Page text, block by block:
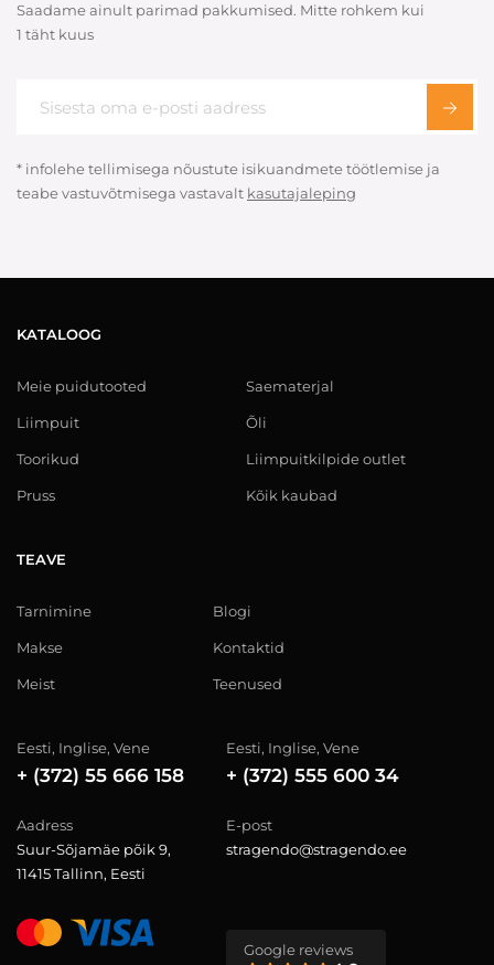
Saadame ainult parimad pakkumised. Mitte rohkem kui
1 täht kuus
* infolehe tellimisega nõustute isikuandmete töötlemise ja
teabe vastuvõtmisega vastavalt kasutajaleping
KATALOOG
Meie puidutooted
Liimpuit
Toorikud
Pruss
Saematerjal
Õli
Liimpuitkilpide outlet
Kõik kaubad
TEAVE
Tarnimine
Makse
Meist
Blogi
Kontaktid
Teenused
Eesti, Inglise, Vene
+ (372) 55 666 158
Eesti, Inglise, Vene
+ (372) 555 600 34
Aadress
Suur-Sõjamäe põik 9,
11415 Tallinn, Eesti
E-post
stragendo@stragendo.ee
Google reviews